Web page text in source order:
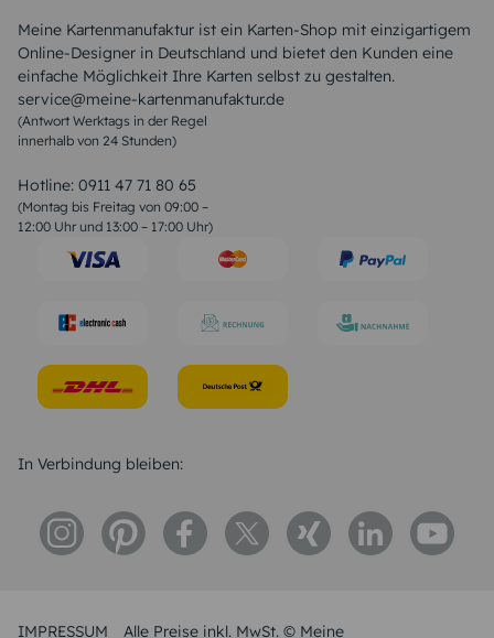
Meine Kartenmanufaktur ist ein Karten-Shop mit einzigartigem
Online-Designer in Deutschland und bietet den Kunden eine
einfache Möglichkeit Ihre Karten selbst zu gestalten.
service@meine-kartenmanufaktur.de
(Antwort Werktags in der Regel
innerhalb von 24 Stunden)
Hotline: 0911 47 71 80 65
(Montag bis Freitag von 09:00 –
12:00 Uhr und 13:00 – 17:00 Uhr)
FAQ
Liebeskummer Sprüche
Sommer Sprüche
Muttertagssprüche
Sprüche zur Hochzeit
Sprüche zur Konfirmation & Kommunion
Weihnachtsgedichte
Liebessprüche
Geburtstagssprüche
Trauersprüche
Konfirmation Glückwünsche
IMPRESSUM Alle Preise inkl. MwSt. © Meine
In Verbindung bleiben: